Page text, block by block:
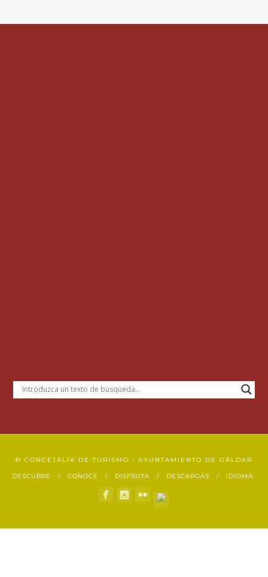
© CONCEJALÍA DE TURISMO • AYUNTAMIENTO DE GÁLDAR
DESCUBRE CONOCE DISFRUTA DESCARGAS IDIOMA